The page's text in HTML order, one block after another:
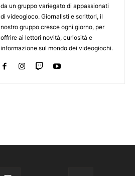
da un gruppo variegato di appassionati
di videogioco. Giornalisti e scrittori, il
nostro gruppo cresce ogni giorno, per
offrire ai lettori novità, curiosità e
informazione sul mondo dei videogiochi.